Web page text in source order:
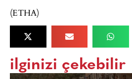
(ETHA)
ilginizi çekebilir